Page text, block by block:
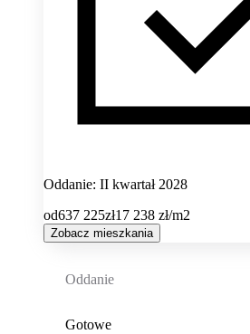
Oddanie: II kwartał 2028
od637 225zł17 238 zł/m2
Zobacz mieszkania
Oddanie
Gotowe